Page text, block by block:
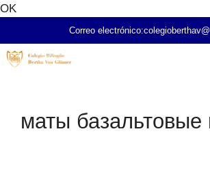
OKSaltar
contenido
Correo electrónico:
маты